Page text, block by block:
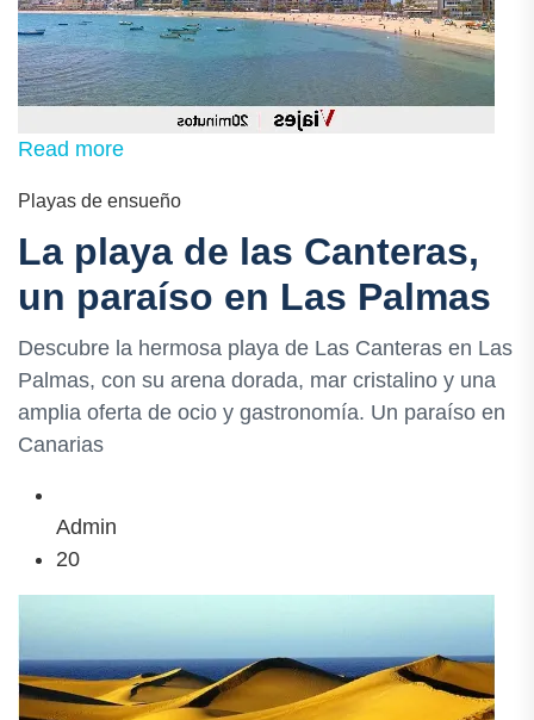
Read more
Playas de ensueño
La playa de las Canteras,
un paraíso en Las Palmas
Descubre la hermosa playa de Las Canteras en Las
Palmas, con su arena dorada, mar cristalino y una
amplia oferta de ocio y gastronomía. Un paraíso en
Canarias
Admin
20